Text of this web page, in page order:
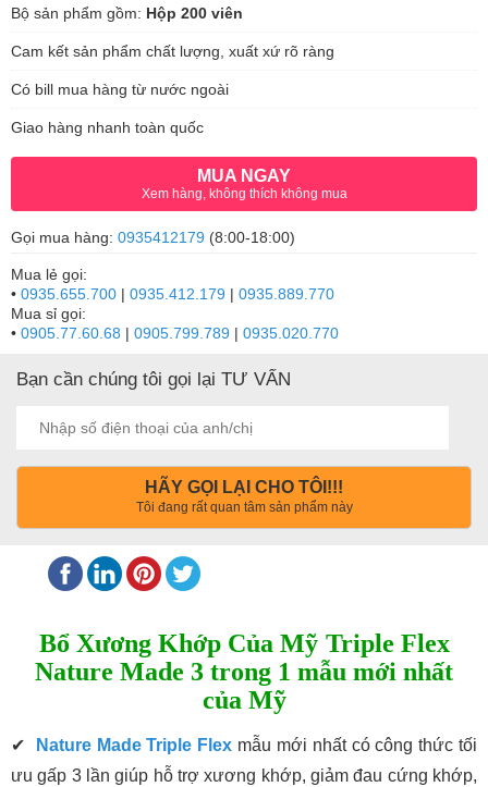
Bộ sản phẩm gồm: Hộp 200 viên
Cam kết sản phẩm chất lượng, xuất xứ rõ ràng
Có bill mua hàng từ nước ngoài
Giao hàng nhanh toàn quốc
MUA NGAY
Xem hàng, không thích không mua
Gọi mua hàng: 0935412179 (8:00-18:00)
Mua lẻ gọi:
• 0935.655.700 | 0935.412.179 | 0935.889.770
Mua sỉ gọi:
• 0905.77.60.68 | 0905.799.789 | 0935.020.770
Bạn cần chúng tôi gọi lại TƯ VẤN
HÃY GỌI LẠI CHO TÔI!!!
Tôi đang rất quan tâm sản phẩm này
Bổ Xương Khớp Của Mỹ Triple Flex
Nature Made 3 trong 1 mẫu mới nhất
của Mỹ
✔ Nature Made Triple Flex mẫu mới nhất có công thức tối
ưu gấp 3 lần giúp hỗ trợ xương khớp, giảm đau cứng khớp,